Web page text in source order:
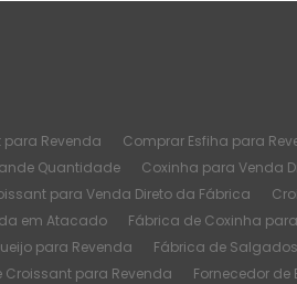
Revenda Comprar Esfiha para
Quantidade Coxinha para Venda
para Venda Direto da Fábrica
em Atacado Fábrica de Coxinha
para Revenda Fábrica de Salgados
Croissant para Revenda Fornecedor de